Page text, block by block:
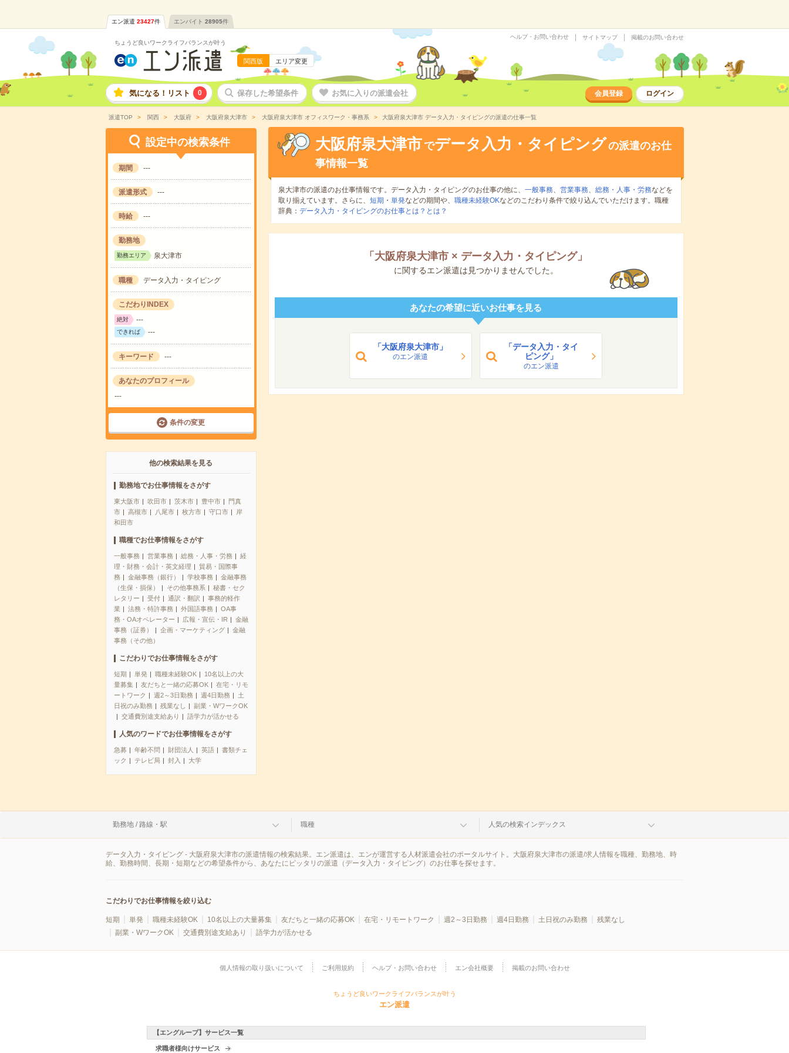
エン派遣 23427件 エンバイト 28905件
ちょうど良いワークライフバランスが叶う
関西版 エリア変更
ヘルプ・お問い合わせ サイトマップ 掲載のお問い合わせ
気になる！リスト 0 保存した希望条件 お気に入りの派遣会社 会員登録 ログイン
派遣TOP 関西 大阪府 大阪府泉大津市 大阪府泉大津市 オフィスワーク・事務系 大阪府泉大津市 データ入力・タイピングの派遣の仕事一覧
設定中の検索条件
期間 ---
派遣形式 ---
時給 ---
勤務地
勤務エリア 泉大津市
職種 データ入力・タイピング
こだわりINDEX
絶対 ---
できれば ---
キーワード ---
あなたのプロフィール
---
条件の変更
他の検索結果を見る
勤務地でお仕事情報をさがす
東大阪市 吹田市 茨木市 豊中市
門真
市
高槻市 八尾市 枚方市 守口市
岸
和田市
職種でお仕事情報をさがす
一般事務 営業事務 総務・人事・労務
経
理・財務・会計・英文経理
貿易・国際事
務
金融事務（銀行） 学校事務
金融事務
（生保・損保）
その他事務系
秘書・セク
レタリー
受付 通訳・翻訳
事務的軽作
業
法務・特許事務 外国語事務
OA事
務・OAオペレーター
広報・宣伝・IR
金融
事務（証券）
企画・マーケティング
金融
事務（その他）
こだわりでお仕事情報をさがす
短期 単発 職種未経験OK
10名以上の大
量募集
友だちと一緒の応募OK
在宅・リモ
ートワーク
週2～3日勤務 週4日勤務
土
日祝のみ勤務
残業なし
副業・WワークOK
交通費別途支給あり
語学力が活かせる
人気のワードでお仕事情報をさがす
急募 年齢不問 財団法人 英語
書類チェ
ック
テレビ局 封入 大学
大阪府泉大津市 でデータ入力・タイピングの派遣のお仕
事情報一覧
泉大津市の派遣のお仕事情報です。データ入力・タイピングのお仕事の他に、 一般事務、 営業事務、 総務・人事・労務などを
取り揃えています。さらに、 短期 ・ 単発などの期間や、 職種未経験OKなどのこだわり条件で絞り込んでいただけます。職種
辞典： データ入力・タイピングのお仕事とは？とは？
「 大阪府泉大津市 × データ入力・タイピング」
に関するエン派遣は見つかりませんでした。
あなたの希望に近いお仕事を見る
「大阪府泉大津市」
のエン派遣
「データ入力・タイ
ピング」
のエン派遣
勤務地 / 路線・駅 職種 人気の検索インデックス
データ入力・タイピング - 大阪府泉大津市の派遣情報の検索結果。エン派遣は、エンが運営する人材派遣会社のポータルサイト。大阪府泉大津市の派遣/求人情報を職種、勤務地、時
給、勤務時間、長期・短期などの希望条件から、あなたにピッタリの派遣（データ入力・タイピング）のお仕事を探せます。
こだわりでお仕事情報を絞り込む
短期 単発 職種未経験OK 10名以上の大量募集 友だちと一緒の応募OK 在宅・リモートワーク 週2～3日勤務 週4日勤務 土日祝のみ勤務
残業なし
副業・WワークOK
交通費別途支給あり 語学力が活かせる
個人情報の取り扱いについて ご利用規約 ヘルプ・お問い合わせ エン会社概要 掲載のお問い合わせ
ちょうど良いワークライフバランスが叶う
エン派遣
【エングループ】サービス一覧
求職者様向けサービス